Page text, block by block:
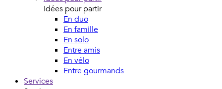
Idées pour partir
En duo
En famille
En solo
Entre amis
En vélo
Entre gourmands
Services